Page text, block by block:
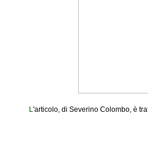
L'articolo, di Severino Colombo, è